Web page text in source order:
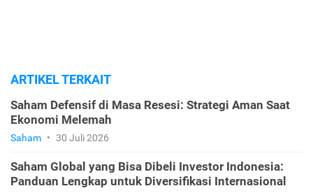
ARTIKEL TERKAIT
Saham Defensif di Masa Resesi: Strategi Aman Saat
Ekonomi Melemah
Saham • 30 Juli 2026
Saham Global yang Bisa Dibeli Investor Indonesia:
Panduan Lengkap untuk Diversifikasi Internasional